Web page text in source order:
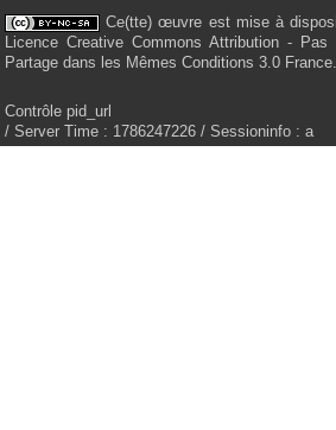
Ce(tte) œuvre est mise à
Licence Creative Commons Attribution - Pas
Partage dans les Mêmes Conditions 3.0 France.
Contrôle pid_url
/ Server Time : 1786247226 / Sessioninfo : a